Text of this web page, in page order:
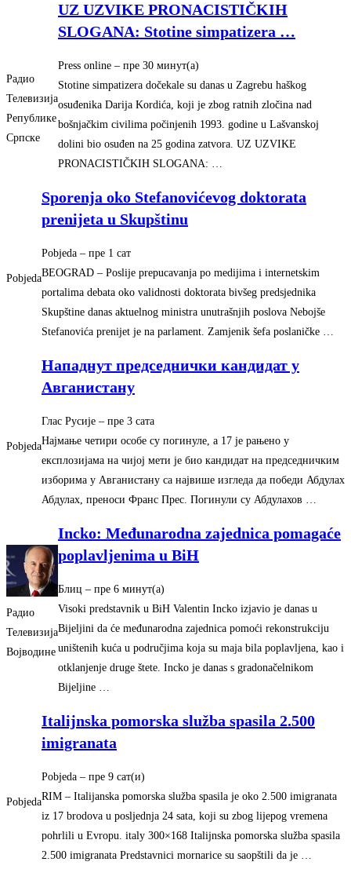
Радио
Телевизија
Републике
Српске
UZ UZVIKE PRONACISTIČKIH
SLOGANA: Stotine simpatizera …
Press online – ‎пре 30 минут(а)‎
Stotine simpatizera dočekale su danas u Zagrebu haškog
osuđenika Darija Kordića, koji je zbog ratnih zločina nad
bošnjačkim civilima počinjenih 1993. godine u Lašvanskoj
dolini bio osuđen na 25 godina zatvora. UZ UZVIKE
PRONACISTIČKIH SLOGANA: …
Pobjeda
Sporenja oko Stefanovićevog doktorata
prenijeta u Skupštinu
Pobjeda – ‎пре 1 сат‎
BEOGRAD – Poslije prepucavanja po medijima i internetskim
portalima debata oko validnosti doktorata bivšeg predsjednika
Skupštine danas aktuelnog ministra unutrašnjih poslova Nebojše
Stefanovića prenijet je na parlament. Zamjenik šefa poslaničke …
Pobjeda
Нападнут председнички кандидат у
Авганистану
Глас Русије – ‎пре 3 сата‎
Најмање четири особе су погинуле, а 17 је рањено у
експлозијама на чијој мети је био кандидат на председничким
изборима у Авганистану са највише изгледа да победи Абдулах
Абдулах, преноси Франс Прес. Погинули су Абдулахов …
Радио
Телевизија
Војводине
Incko: Međunarodna zajednica pomagaće
poplavljenima u BiH
Блиц – ‎пре 6 минут(а)‎
Visoki predstavnik u BiH Valentin Incko izjavio je danas u
Bijeljini da će međunarodna zajednica pomoći rekonstrukciju
uništenih kuća u područjima koja su maja bila poplavljena, kao i
otklanjenje druge štete. Incko je danas s gradonačelnikom
Bijeljine …
Pobjeda
Italijnska pomorska služba spasila 2.500
imigranata
Pobjeda – ‎пре 9 сат(и)‎
RIM – Italijanska pomorska služba spasila je oko 2.500 imigranata
iz 17 brodova u posljednja 24 sata, koji su zbog lijepog vremena
pohrlili u Evropu. italy 300×168 Italijnska pomorska služba spasila
2.500 imigranata Predstavnici mornarice su saopštili da je …